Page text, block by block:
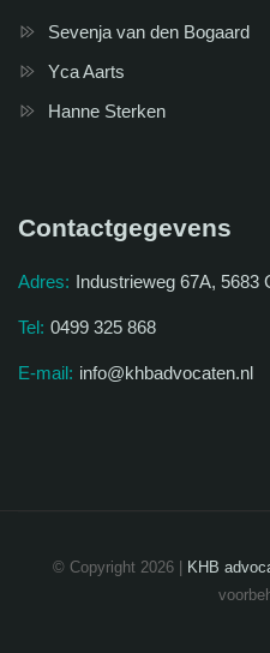
Sevenja van den Bogaard
Yca Aarts
Hanne Sterken
Contactgegevens
Adres: Industrieweg 67A, 5683
Tel: 0499 325 868
E-mail: info@khbadvocaten.nl
© Copyright 2026 | KHB